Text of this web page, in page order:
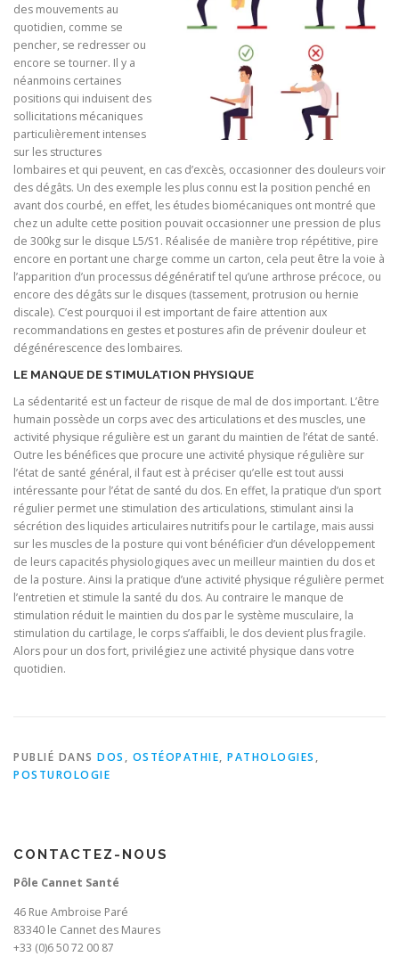
des mouvements au
quotidien, comme se
pencher, se redresser ou
encore se tourner. Il y a
néanmoins certaines
positions qui induisent des
sollicitations mécaniques
particulièrement intenses
sur les structures
lombaires et qui peuvent, en cas d’excès, occasionner des douleurs voir
des dégâts. Un des exemple les plus connu est la position penché en
avant dos courbé, en effet, les études biomécaniques ont montré que
chez un adulte cette position pouvait occasionner une pression de plus
de 300kg sur le disque L5/S1. Réalisée de manière trop répétitive, pire
encore en portant une charge comme un carton, cela peut être la voie à
l’apparition d’un processus dégénératif tel qu’une arthrose précoce, ou
encore des dégâts sur le disques (tassement, protrusion ou hernie
discale). C’est pourquoi il est important de faire attention aux
recommandations en gestes et postures afin de prévenir douleur et
dégénérescence des lombaires.
LE MANQUE DE STIMULATION PHYSIQUE
La sédentarité est un facteur de risque de mal de dos important. L’être
humain possède un corps avec des articulations et des muscles, une
activité physique régulière est un garant du maintien de l’état de santé.
Outre les bénéfices que procure une activité physique régulière sur
l’état de santé général, il faut est à préciser qu’elle est tout aussi
intéressante pour l’état de santé du dos. En effet, la pratique d’un sport
régulier permet une stimulation des articulations, stimulant ainsi la
sécrétion des liquides articulaires nutritifs pour le cartilage, mais aussi
sur les muscles de la posture qui vont bénéficier d’un développement
de leurs capacités physiologiques avec un meilleur maintien du dos et
de la posture. Ainsi la pratique d’une activité physique régulière permet
l’entretien et stimule la santé du dos. Au contraire le manque de
stimulation réduit le maintien du dos par le système musculaire, la
stimulation du cartilage, le corps s’affaibli, le dos devient plus fragile.
Alors pour un dos fort, privilégiez une activité physique dans votre
quotidien.
PUBLIÉ DANS DOS , OSTÉOPATHIE, PATHOLOGIES ,
POSTUROLOGIE
CONTACTEZ-NOUS
Pôle Cannet Santé
46 Rue Ambroise Paré
83340 le Cannet des Maures
+33 (0)6 50 72 00 87